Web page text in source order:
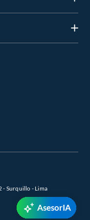
- Surquillo - Lima
AsesorIA